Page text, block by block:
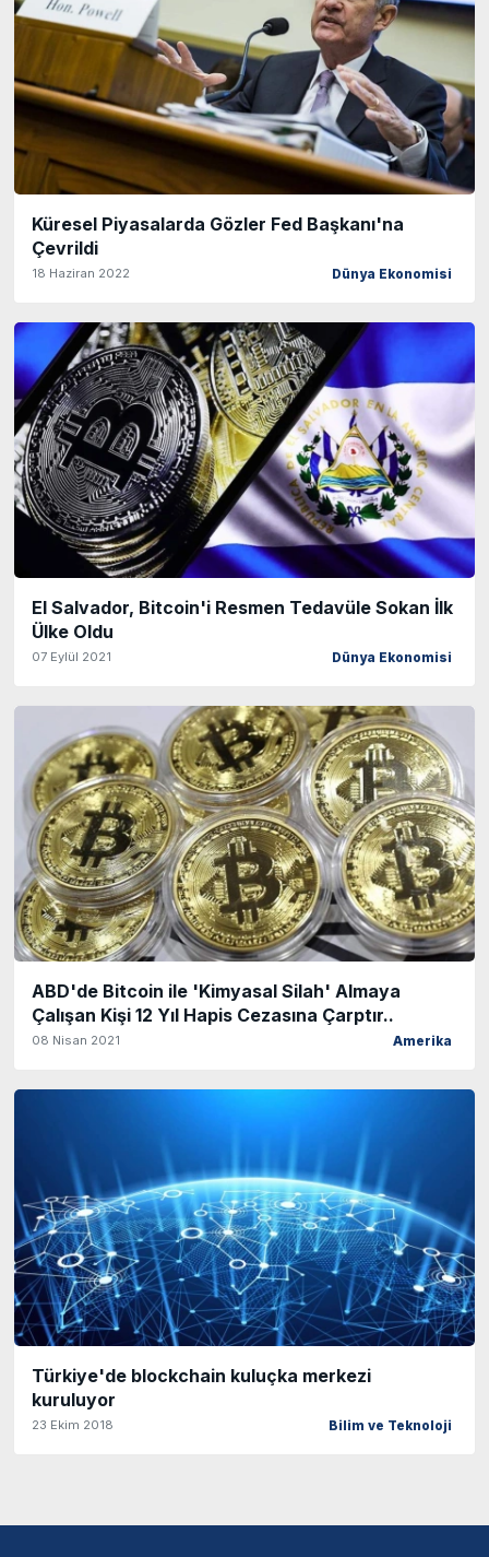
Küresel Piyasalarda Gözler Fed Başkanı'na
Çevrildi
18 Haziran 2022 Dünya Ekonomisi
El Salvador, Bitcoin'i Resmen Tedavüle Sokan İlk
Ülke Oldu
07 Eylül 2021 Dünya Ekonomisi
ABD'de Bitcoin ile 'Kimyasal Silah' Almaya
Çalışan Kişi 12 Yıl Hapis Cezasına Çarptır..
08 Nisan 2021 Amerika
Türkiye'de blockchain kuluçka merkezi
kuruluyor
23 Ekim 2018 Bilim ve Teknoloji